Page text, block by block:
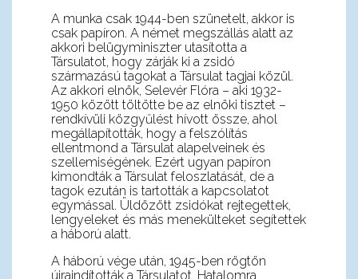
A munka csak 1944-ben szünetelt, akkor is
csak papíron. A német megszállás alatt az
akkori belügyminiszter utasította a
Társulatot, hogy zárják ki a zsidó
származású tagokat a Társulat tagjai közül.
Az akkori elnök, Selevér Flóra – aki 1932-
1950 között töltötte be az elnöki tisztet –
rendkívüli közgyűlést hívott össze, ahol
megállapították, hogy a felszólítás
ellentmond a Társulat alapelveinek és
szellemiségének. Ezért ugyan papíron
kimondták a Társulat feloszlatását, de a
tagok ezután is tartották a kapcsolatot
egymással. Üldözött zsidókat rejtegettek,
lengyeleket és más menekülteket segítettek
a háború alatt.
A háború vége után, 1945-ben rögtön
újraindították a Társulatot. Hatalomra